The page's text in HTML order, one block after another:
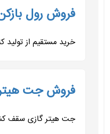
فروش رول بازکن
خرید مستقیم از تولید
فروش جت هیتر سقف
جت هیتر گازی سقف